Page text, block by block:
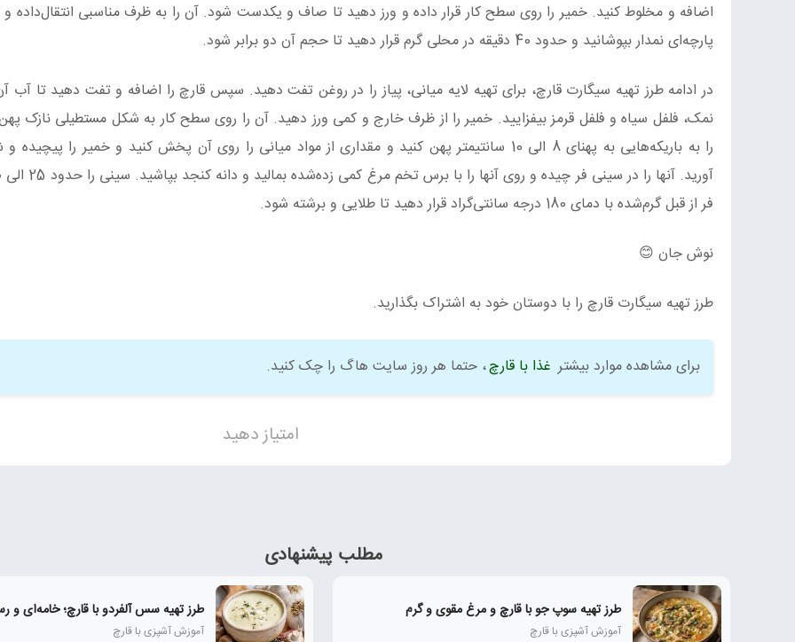
اضافه و مخلوط کنید. خمیر را روی سطح کار قرار داده و ورز دهید تا صاف و یکدست شود. آن را به ظرف مناسبی انتقال‌داده و
پارچه‌ای نمدار بپوشانید و حدود 40 دقیقه در محلی گرم قرار دهید تا حجم آن دو برابر شود.
در ادامه طرز تهیه سیگارت قارچ، برای تهیه لایه میانی، پیاز را در روغن تفت دهید. سپس قارچ را اضافه و تفت دهید تا آب
نمک، فلفل سیاه و فلفل قرمز بیفزایید. خمیر را از ظرف خارج و کمی ورز دهید. آن را روی سطح کار به شکل مستطیلی نازک
را به باریکه‌هایی به پهنای 8 الی 10 سانتیمتر پهن کنید و مقداری از مواد میانی را روی آن پخش کنید و خمیر را
فر از قبل گرم‌شده با دمای 180 درجه سانتی‌گراد قرار دهید تا طلایی و برشته شود.
نوش جان 😊
طرز تهیه سیگارت قارچ را با دوستان خود به اشتراک بگذارید.
برای مشاهده موارد بیشتر غذا با قارچ، حتما هر روز سایت هاگ را چک کنید.
امتیاز دهید
مطلب پیشنهادی
طرز تهیه سوپ جو با قارچ و مرغ مقوی و گرم
آموزش آشپزی با قارچ
طرز تهیه سس آلفردو با قارچ؛ خامه‌ای و
آموزش آشپزی با قارچ